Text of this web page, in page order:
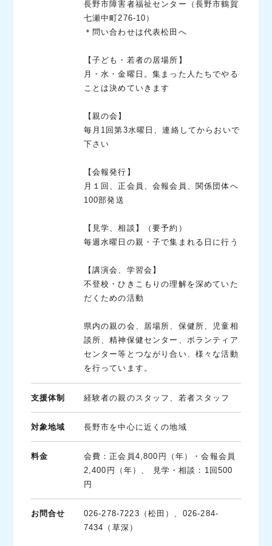
長野市障害者福祉センター（長野市鶴賀
七瀬中町276-10）
＊問い合わせは代表松田へ
【子ども・若者の居場所】
月・水・金曜日。集まった人たちでやる
ことは決めていきます
【親の会】
毎月1回第3水曜日、連絡してからおいで
下さい
【会報発行】
月１回、正会員、会報会員、関係団体へ
100部発送
【見学、相談】（要予約）
毎週水曜日の親・子で集まれる日に行う
【講演会、学習会】
不登校・ひきこもりの理解を深めていた
だくための活動
県内の親の会、居場所、保健所、児童相
談所、精神保健センター、ボランティア
センター等とつながり合い、様々な活動
を行っています。
支援体制 経験者の親のスタッフ、若者スタッフ
対象地域 長野市を中心に近くの地域
料金
会費：正会員4,800円（年）・会報会員
2,400円（年）、 見学・相談：1回500
円
お問合せ
026-278-7223（松田）、026-284-
7434（草深）